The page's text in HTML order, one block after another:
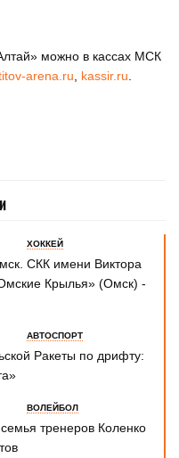
можно в кассах МСК
arena.ru kassir.ru
ХОККЕЙ
СКК имени Виктора
Крылья» (Омск) -
АВТОСПОРТ
Ракеты по дрифту:
ВОЛЕЙБОЛ
тренеров Коленко